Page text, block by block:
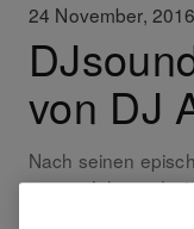
24 November, 2016
von DJ
Nach seinen
ersten Jahr, und